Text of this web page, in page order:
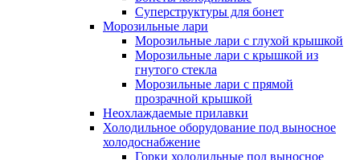
Суперструктуры для бонет
Морозильные лари
Морозильные лари с глухой крышкой
Морозильные лари с крышкой из
гнутого стекла
Морозильные лари с прямой
прозрачной крышкой
Неохлаждаемые прилавки
Холодильное оборудование под выносное
холодоснабжение
Горки холодильные под выносное